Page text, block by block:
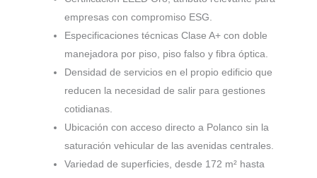
empresas con compromiso ESG.
Especificaciones técnicas Clase A+ con doble
manejadora por piso, piso falso y fibra óptica.
Densidad de servicios en el propio edificio que
reducen la necesidad de salir para gestiones
cotidianas.
Ubicación con acceso directo a Polanco sin la
saturación vehicular de las avenidas centrales.
Variedad de superficies, desde 172 m² hasta